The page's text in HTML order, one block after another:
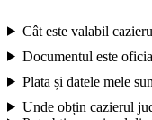
Cât este valabil
Documentul este
Plata și datele mele
Unde obțin cazierul